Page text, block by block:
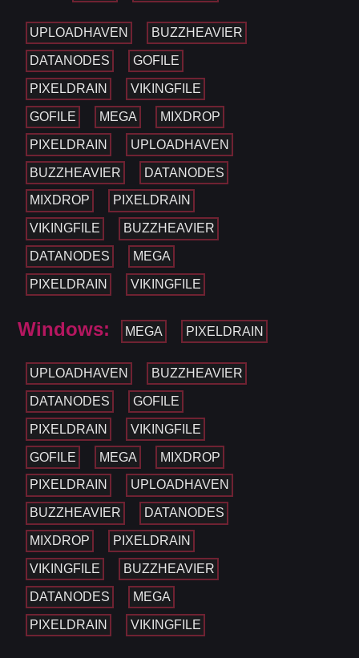
UPLOADHAVEN BUZZHEAVIER
DATANODES GOFILE
PIXELDRAIN VIKINGFILE
GOFILE MEGA MIXDROP
PIXELDRAIN UPLOADHAVEN
BUZZHEAVIER DATANODES
MIXDROP PIXELDRAIN
VIKINGFILE BUZZHEAVIER
DATANODES MEGA
PIXELDRAIN VIKINGFILE
Windows: MEGA PIXELDRAIN
UPLOADHAVEN BUZZHEAVIER
DATANODES GOFILE
PIXELDRAIN VIKINGFILE
GOFILE MEGA MIXDROP
PIXELDRAIN UPLOADHAVEN
BUZZHEAVIER DATANODES
MIXDROP PIXELDRAIN
VIKINGFILE BUZZHEAVIER
DATANODES MEGA
PIXELDRAIN VIKINGFILE